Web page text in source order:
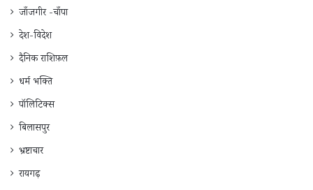
जाँजगीर -चाँपा
देश-विदेश
दैनिक राशिफ़ल
धर्म भक्ति
पॉलिटिक्स
बिलासपुर
भ्रष्टाचार
रायगढ़